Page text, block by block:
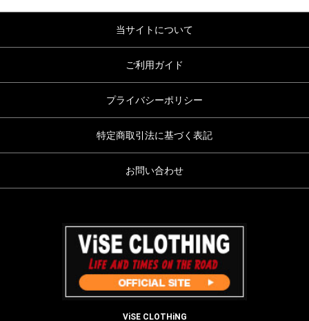
当サイトについて
ご利用ガイド
プライバシーポリシー
特定商取引法に基づく表記
お問い合わせ
ViSE CLOTHiNG